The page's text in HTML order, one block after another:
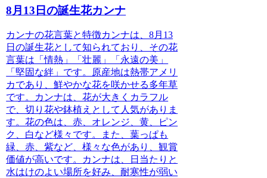
8月13日の誕生花カンナ
カンナの花言葉と特徴カンナは、8月13
日の誕生花として知られており、その花
言葉は「情熱」「壮麗」「永遠の美」
「堅固な絆」です。原産地は熱帯アメリ
カであり、鮮やかな花を咲かせる多年草
です。カンナは、花が大きくカラフル
で、切り花や鉢植えとして人気がありま
す。花の色は、赤、オレンジ、黄、ピン
ク、白など様々です。また、葉っぱも
緑、赤、紫など、様々な色があり、観賞
価値が高いです。カンナは、日当たりと
水はけのよい場所を好み、耐寒性が弱い